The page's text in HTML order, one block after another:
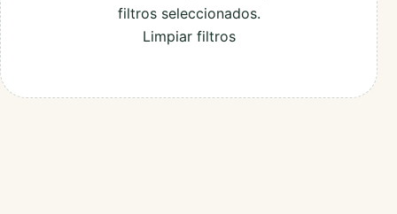
filtros seleccionados.
Limpiar filtros